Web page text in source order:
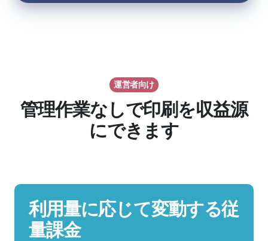
運営者向け
管理作業なしで印刷を収益源
にできます
利用量に応じて変動する従
量課金